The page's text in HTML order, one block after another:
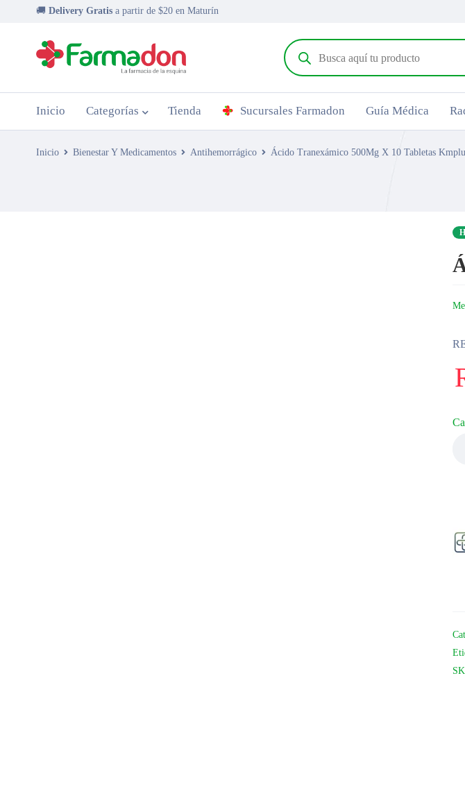
🚚 Delivery Gratis a partir de $20 en Maturín
Inicio Categorías Tienda Sucursales Farmadon Guía Médica
Inicio Bienestar Y Medicamentos Antihemorrágico Ácido Tranexámico 500Mg X 10 Tabletas